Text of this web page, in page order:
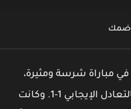
مباراة شرسة ومثيرة،
بالتعادل الإيجابي 1-1. وكانت